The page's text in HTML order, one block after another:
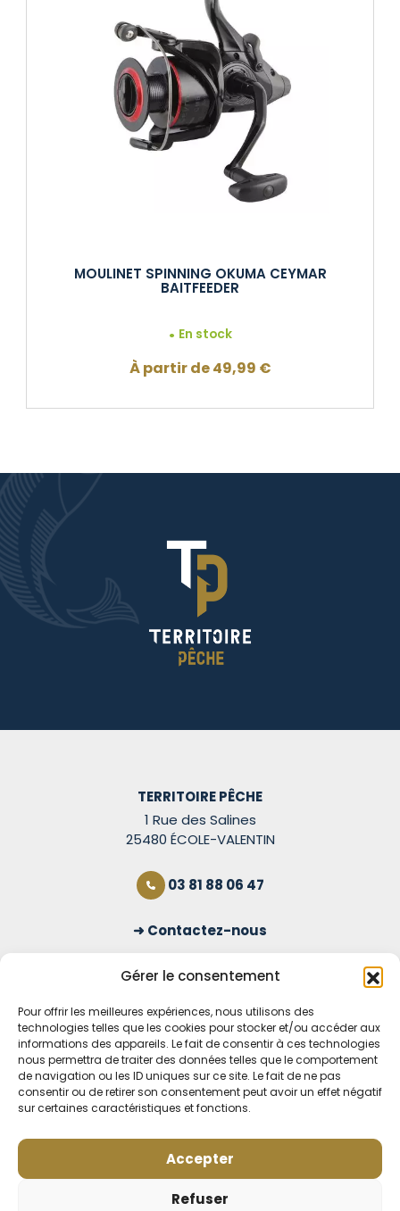
Gérer le consentement
Pour offrir les meilleures expériences, nous utilisons des
technologies telles que les cookies pour stocker et/ou accéder aux
informations des appareils. Le fait de consentir à ces technologies
nous permettra de traiter des données telles que le comportement
de navigation ou les ID uniques sur ce site. Le fait de ne pas
consentir ou de retirer son consentement peut avoir un effet négatif
sur certaines caractéristiques et fonctions.
Accepter
Refuser
MOULINET SPINNING OKUMA CEYMAR
BAITFEEDER
En stock
À partir de49,99 €
TERRITOIRE PÊCHE
1 Rue des Salines
25480 ÉCOLE-VALENTIN
03 81 88 06 47
Contactez-nous
OUVERT TOUS LES JOURS
Voir nos horaires
MENTIONS LÉGALES
POLITIQUE DE CONFIDENTIALITÉ